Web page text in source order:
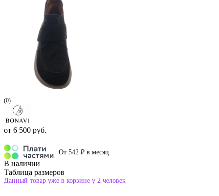
(0)
от 6 500 руб.
От 542 ₽ в месяц
В наличии
Таблица размеров
Данный товар уже в корзине у 2 человек